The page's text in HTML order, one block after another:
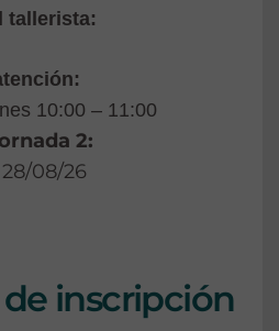
tallerista:
10:00 – 11:00
2:
08/26
inscripción